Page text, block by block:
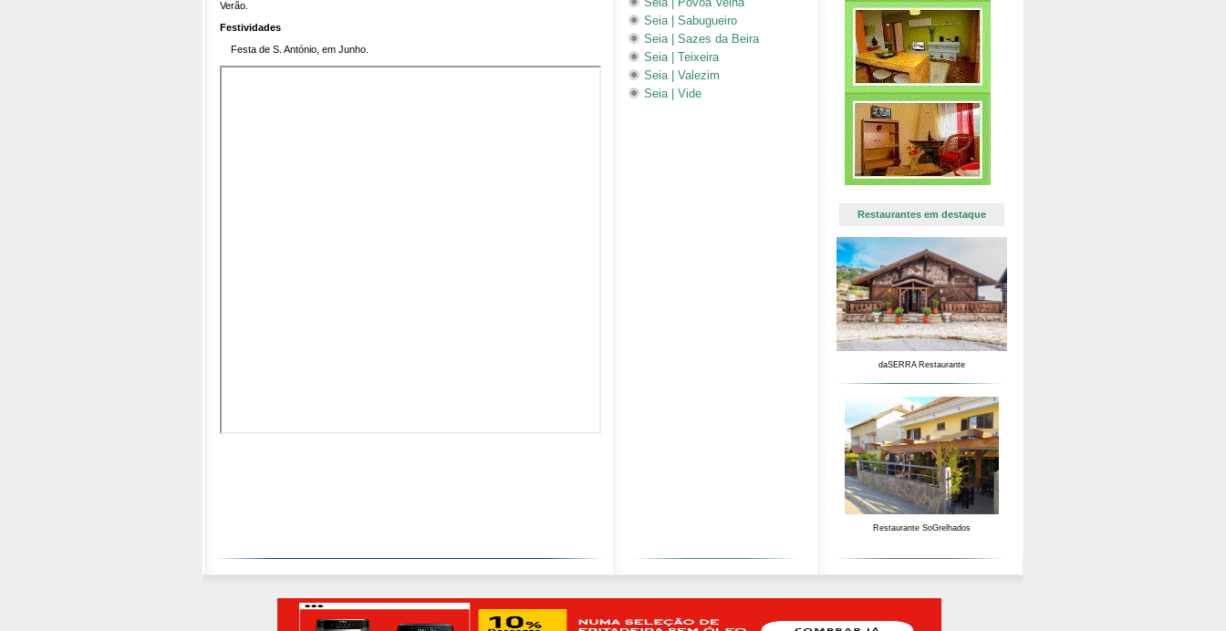
Verão.
Festividades
Festa de S. António, em Junho.
Seia | Sabugueiro
Seia | Sazes da Beira
Seia | Teixeira
Seia | Valezim
Seia | Vide
Restaurantes em destaque
daSERRA Restaurante
Restaurante SoGrelhados